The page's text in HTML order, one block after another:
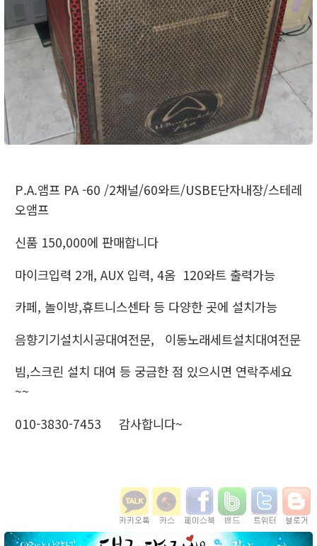
P.A.앰프 PA -60 /2채널/60와트/USBE단자내장/스테레
오앰프
신품 150,000에 판매합니다
마이크입력 2개, AUX 입력, 4옴 120와트 출력가능
카페, 놀이방,휴트니스센타 등 다양한 곳에 설치가능
음향기기설치시공대여전문, 이동노래세트설치대여전문
빔,스크린 설치 대여 등 궁금한 점 있으시면 연락주세요
~~
010-3830-7453 감사합니다~